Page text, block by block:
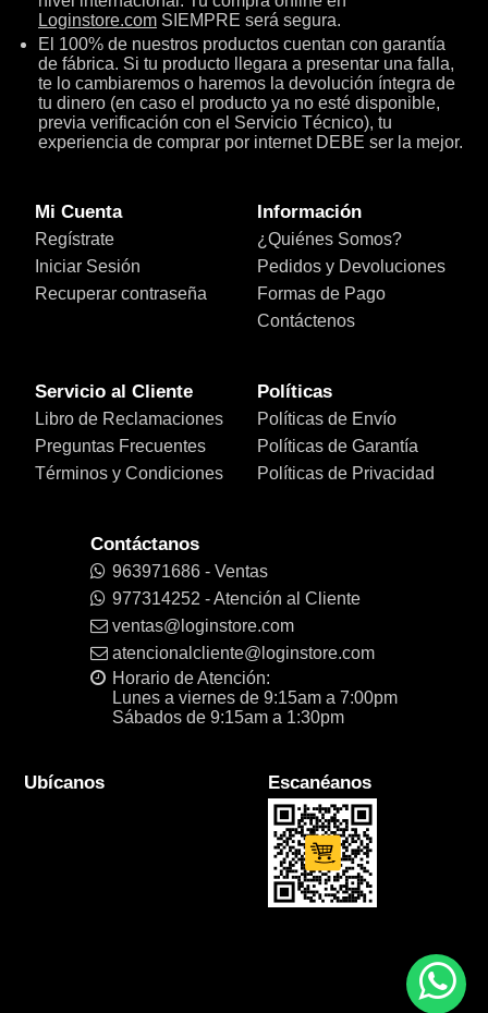
Loginstore.com SIEMPRE será segura.
El 100% de nuestros productos cuentan con garantía
de fábrica. Si tu producto llegara a presentar una falla,
te lo cambiaremos o haremos la devolución íntegra de
tu dinero (en caso el producto ya no esté disponible,
previa verificación con el Servicio Técnico), tu
experiencia de comprar por internet DEBE ser la mejor.
Mi Cuenta
Regístrate
Iniciar Sesión
Recuperar contraseña
Información
¿Quiénes Somos?
Pedidos y Devoluciones
Formas de Pago
Contáctenos
Servicio al Cliente
Libro de Reclamaciones
Preguntas Frecuentes
Términos y Condiciones
Políticas
Políticas de Envío
Políticas de Garantía
Políticas de Privacidad
Contáctanos
963971686 - Ventas
977314252 - Atención al Cliente
ventas@loginstore.com
atencionalcliente@loginstore.com
Horario de Atención:
Lunes a viernes de 9:15am a 7:00pm
Sábados de 9:15am a 1:30pm
Ubícanos Escanéanos